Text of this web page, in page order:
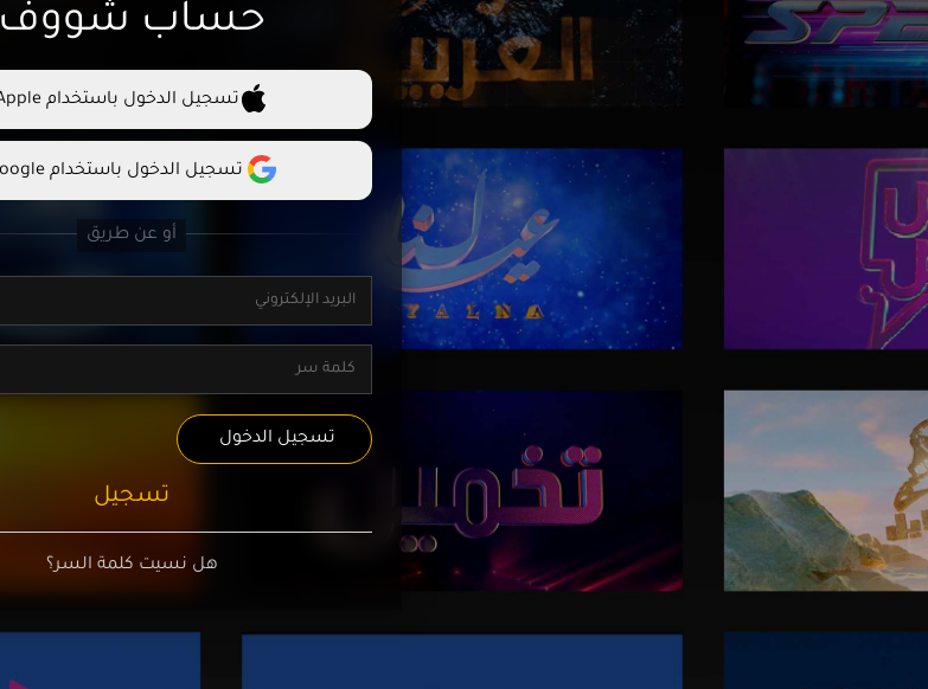
حساب شووف
تسجيل الدخول باستخدام Apple
تسجيل الدخول باستخدام Google
تسجيل الدخول
تسجيل
هل نسيت كلمة السر؟